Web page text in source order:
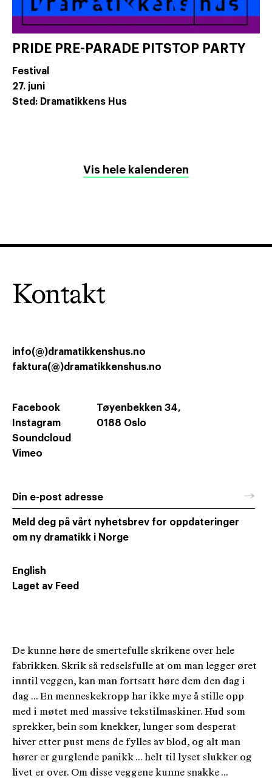
PRIDE PRE-PARADE PITSTOP PARTY
Festival
27. juni
Sted: Dramatikkens Hus
Vis hele kalenderen
De kunne høre de smertefulle skrikene over hele
fabrikken. Skrik så redselsfulle at om man legger øret
inntil veggen, kan man fortsatt høre dem den dag i
dag ... En menneskekropp har ikke mye å stille opp
med i møtet med massive tekstilmaskiner. Hud som
sprekker, bein som knekker, lunger som desperat
hiver etter pust mens de fylles av blod, og alt man
hører er gurglende panikk ... helt til lyset slukker og
livet er over. Om disse veggene kunne snakke ...
Kontakt
Tøyenbekken 34,
0188 Oslo
info(@)dramatikkenshus.no
faktura(@)dramatikkenshus.no
Facebook
Instagram
Soundcloud
Vimeo
Din e-post adresse →
Meld deg på vårt nyhetsbrev for oppdateringer
om ny dramatikk i Norge
English
Laget av Feed